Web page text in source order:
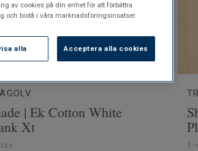
| Ek Cotton White
Xt
av cookies på din enhet för att förbättra
och bistå i våra marknadsföringsinsatser.
alla Acceptera alla cookies